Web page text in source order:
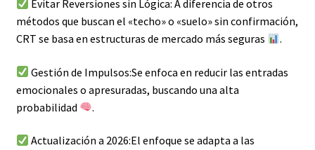
Evitar Reversiones sin Lógica: A diferencia de otros
métodos que buscan el «techo» o «suelo» sin confirmación,
CRT se basa en estructuras de mercado más seguras
.
Gestión de Impulsos:Se enfoca en reducir las entradas
emocionales o apresuradas, buscando una alta
probabilidad
.
Actualización a 2026:El enfoque se adapta a las